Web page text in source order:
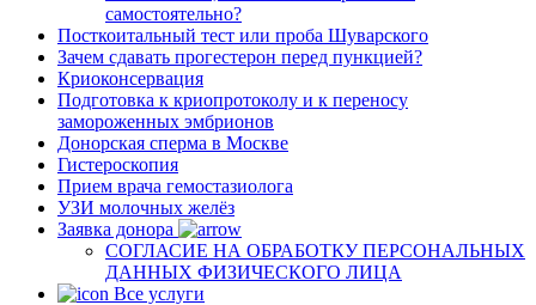
самостоятельно?
Посткоитальный тест или проба Шуварского
Зачем сдавать прогестерон перед пункцией?
Криоконсервация
Подготовка к криопротоколу и к переносу
замороженных эмбрионов
Донорская сперма в Москве
Гистероскопия
Прием врача гемостазиолога
УЗИ молочных желёз
Заявка донора
СОГЛАСИЕ НА ОБРАБОТКУ ПЕРСОНАЛЬНЫХ
ДАННЫХ ФИЗИЧЕСКОГО ЛИЦА
Все услуги